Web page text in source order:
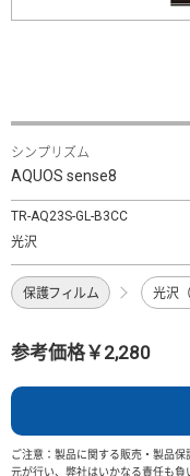
シンプリズム
AQUOS sense8
TR-AQ23S-GL-B3CC
光沢
保護フィルム 光沢
参考価格￥2,280
ご注意：製品に関する販売・製品
元が行い、弊社はいかなる責任も